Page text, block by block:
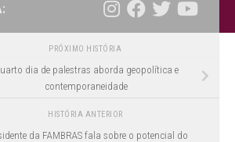
PRÓXIMO HISTÓRIA
dia de palestras aborda geopolítica e
contemporaneidade
HISTÓRIA ANTERIOR
da FAMBRAS fala sobre o potencial do